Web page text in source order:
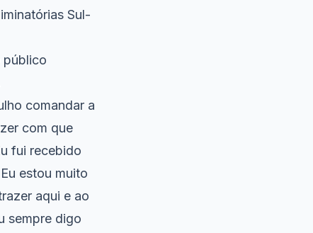
Sul-
público
comandar a
com que
fui recebido
estou muito
aqui e ao
sempre digo